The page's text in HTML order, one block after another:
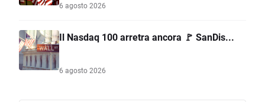
6 agosto 2026
Il Nasdaq 100 arretra ancora 🚩 SanDis...
6 agosto 2026